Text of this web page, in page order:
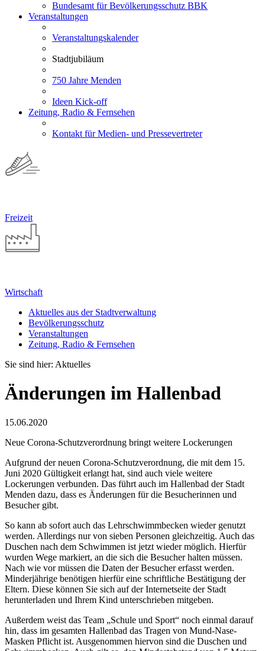
Bundesamt für Bevölkerungsschutz BBK
Veranstaltungen
Veranstaltungskalender
Stadtjubiläum
750 Jahre Menden
Ideen Kick-off
Zeitung, Radio & Fernsehen
Kontakt für Medien- und Pressevertreter
Freizeit
Wirtschaft
Aktuelles aus der Stadtverwaltung
Bevölkerungsschutz
Veranstaltungen
Zeitung, Radio & Fernsehen
Sie sind hier: Aktuelles
Änderungen im Hallenbad
15.06.2020
Neue Corona-Schutzverordnung bringt weitere Lockerungen
Aufgrund der neuen Corona-Schutzverordnung, die mit dem 15.
Juni 2020 Gültigkeit erlangt hat, sind auch viele weitere
Lockerungen verbunden. Das führt auch im Hallenbad der Stadt
Menden dazu, dass es Änderungen für die Besucherinnen und
Besucher gibt.
So kann ab sofort auch das Lehrschwimmbecken wieder genutzt
werden. Allerdings nur von sieben Personen gleichzeitig. Auch das
Duschen nach dem Schwimmen ist jetzt wieder möglich. Hierfür
wurden Wege markiert, an die sich die Besucher halten müssen.
Nach wie vor müssen die Daten der Besucher erfasst werden.
Minderjährige benötigen hierfür eine schriftliche Bestätigung der
Eltern. Diese können Sie sich auf der Internetseite der Stadt
herunterladen und Ihrem Kind unterschrieben mitgeben.
Außerdem weist das Team „Schule und Sport“ noch einmal darauf
hin, dass im gesamten Hallenbad das Tragen von Mund-Nase-
Masken Pflicht ist. Ausgenommen hiervon sind die Duschen und